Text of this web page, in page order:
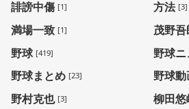
誹謗中傷 [1] 方法 [3]
満場一致 [1] 茂野
野球 [419] 野球
野球まとめ [23] 野球動
野村克也 [3] 柳田悠